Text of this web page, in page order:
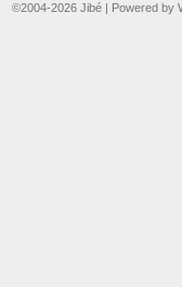
©2004-2026 Jibé | Powered by